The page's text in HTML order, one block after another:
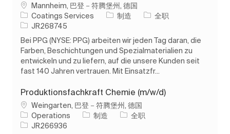
位置Mannheim, 巴登－符腾堡州, 德国
Coatings Services
类别制造 工作类型
全职
作业 ID
JR268745
Bei PPG (NYSE: PPG) arbeiten wir jeden Tag daran, die
Farben, Beschichtungen und Spezialmaterialien zu
entwickeln und zu liefern, auf die unsere Kunden seit
fast 140 Jahren vertrauen. Mit Einsatzfr...
Produktionsfachkraft Chemie (m/w/d)
位置Weingarten, 巴登－符腾堡州, 德国
Operations
类别制造 工作类型
全职
作业 ID
JR266936